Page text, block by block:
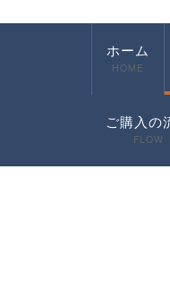
ホーム
HOME
ご購入の
FLOW